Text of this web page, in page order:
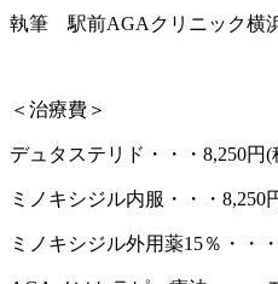
執筆 駅前AGAクリニック
＜治療費＞
デュタステリド・・・8,250円(
ミノキシジル内服・・・8,250
ミノキシジル外用薬15％・・